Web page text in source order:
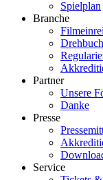
Spielplan
Branche
Partner
Unsere
Danke
Presse
Service